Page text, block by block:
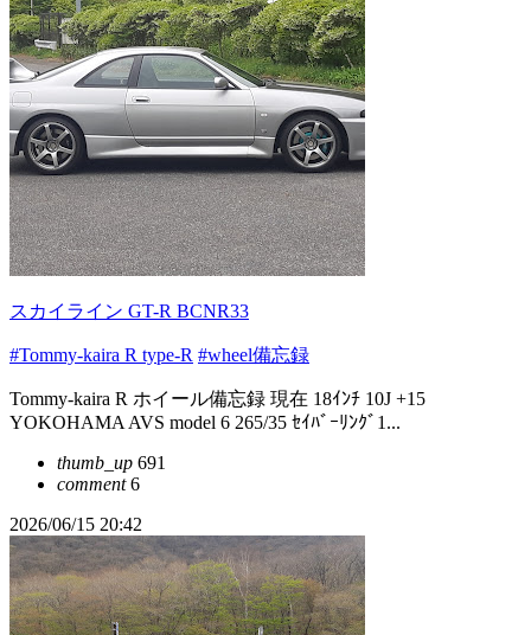
スカイライン GT-R BCNR33
#Tommy-kaira R type-R #wheel備忘録
Tommy-kaira R ホイール備忘録 現在 18ｲﾝﾁ 10J +15
YOKOHAMA AVS model 6 265/35 ｾｲﾊﾞｰﾘﾝｸﾞ1...
thumb_up 691
comment6
2026/06/15 20:42